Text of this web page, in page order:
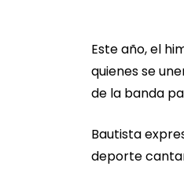
Este año, el
quienes se
de la banda
Bautista
deporte